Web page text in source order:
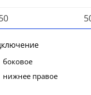
боковое
нижнее правое